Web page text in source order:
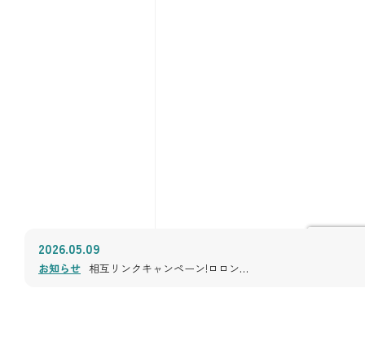
2026.05.09
お知らせ 相互リンクキャンペーン!ロロン…